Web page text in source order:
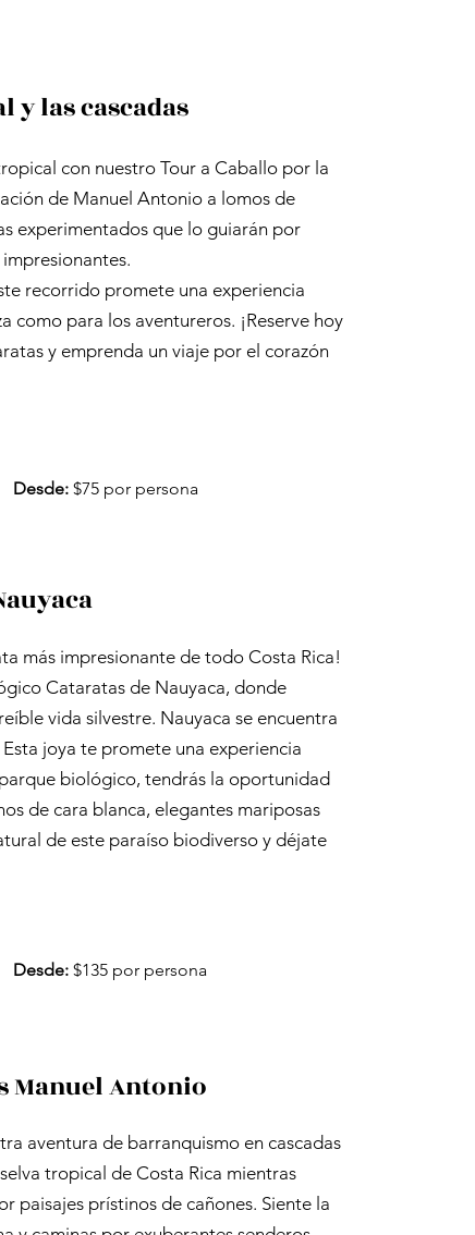
y las cascadas
con nuestro Tour a Caballo por la
de Manuel Antonio a lomos de
experimentados que lo guiarán por
recorrido promete una experiencia
como para los aventureros. ¡Reserve hoy
y emprenda un viaje por el corazón
Desde: $75 por persona
más impresionante de todo Costa Rica!
Cataratas de Nauyaca, donde
vida silvestre. Nauyaca se encuentra
joya te promete una experiencia
biológico, tendrás la oportunidad
de cara blanca, elegantes mariposas
de este paraíso biodiverso y déjate
Desde: $135 por persona
Manuel Antonio
aventura de barranquismo en cascadas
tropical de Costa Rica mientras
paisajes prístinos de cañones. Siente la